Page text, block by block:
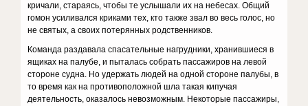
кричали, стараясь, чтобы те услышали их на небесах. Общий
гомон усиливался криками тех, кто также звал во весь голос, но
не святых, а своих потерянных родственников.
Команда раздавала спасательные нагрудники, хранившиеся в
ящиках на палубе, и пыталась собрать пассажиров на левой
стороне судна. Но удержать людей на одной стороне палубы, в
то время как на противоположной шла такая кипучая
деятельность, оказалось невозможным. Некоторые пассажиры,